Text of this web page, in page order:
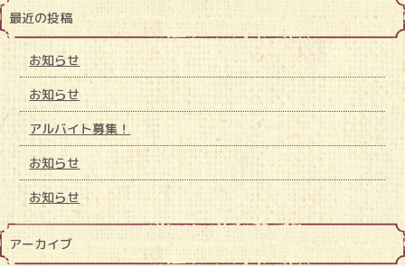
最近の投稿
お知らせ
お知らせ
アルバイト募集！
お知らせ
お知らせ
アーカイブ